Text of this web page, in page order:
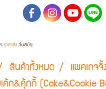
สินค้าทั้งหมด แพคเกจจิ้ง
ค้ก&คุ้กกี้ (Cake&Cookie